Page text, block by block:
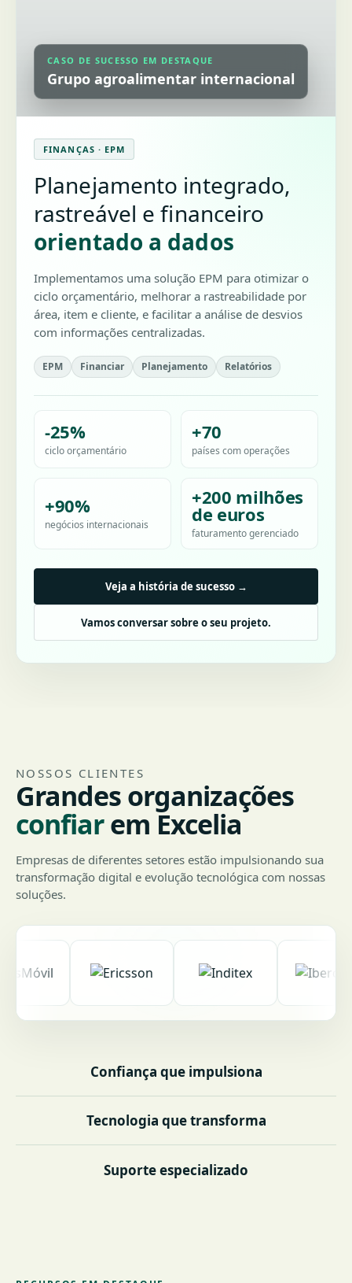
CASO DE SUCESSO EM DESTAQUE
Grupo agroalimentar internacional
FINANÇAS · EPM
Planejamento integrado,
rastreável e financeiro
orientado a dados
Implementamos uma solução EPM para otimizar o
ciclo orçamentário, melhorar a rastreabilidade por
área, item e cliente, e facilitar a análise de desvios
com informações centralizadas.
EPM Financiar Planejamento Relatórios
-25%
ciclo orçamentário
+70
países com operações
+90%
negócios internacionais
+200 milhões
de euros
faturamento gerenciado
Veja a história de sucesso →
Vamos conversar sobre o seu projeto.
NOSSOS CLIENTES
Grandes organizações
confiarem Excelia
Empresas de diferentes setores estão impulsionando sua
transformação digital e evolução tecnológica com nossas
soluções.
Confiança que impulsiona
Tecnologia que transforma
Suporte especializado